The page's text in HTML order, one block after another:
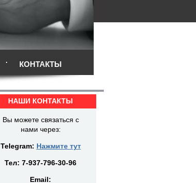
КОНТАКТЫ
НАШИ КОНТАКТЫ
Вы можете связаться с
нами через:
Telegram: Нажмите тут
Тел: 7-937-796-30-96
Email: